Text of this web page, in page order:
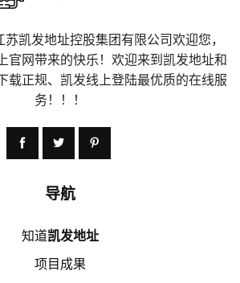
苏凯发地址控股集团有限公司欢迎您，
官网带来的快乐！欢迎来到凯发地址和
载正规、凯发线上登陆最优质的在线服
务！！！
导航
知道凯发地址
项目成果